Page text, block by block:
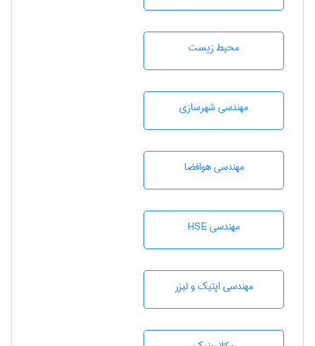
محيط زيست
مهندسی شهرسازی
مهندسی هوافضا
مهندسی HSE
مهندسی اپتیک و لیزر